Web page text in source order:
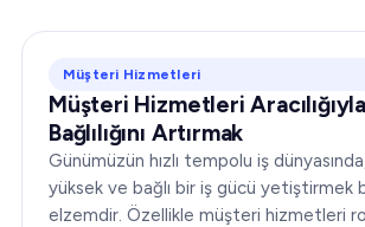
Müşteri Hizmetleri
Müşteri Hizmetleri
Bağlılığını Artırmak
Günümüzün hızlı tempolu iş
yüksek ve bağlı bir iş gücü yetiştirmek
elzemdir. Özellikle müşteri hizmetleri